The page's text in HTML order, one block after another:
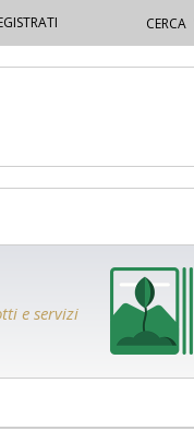
e servizi